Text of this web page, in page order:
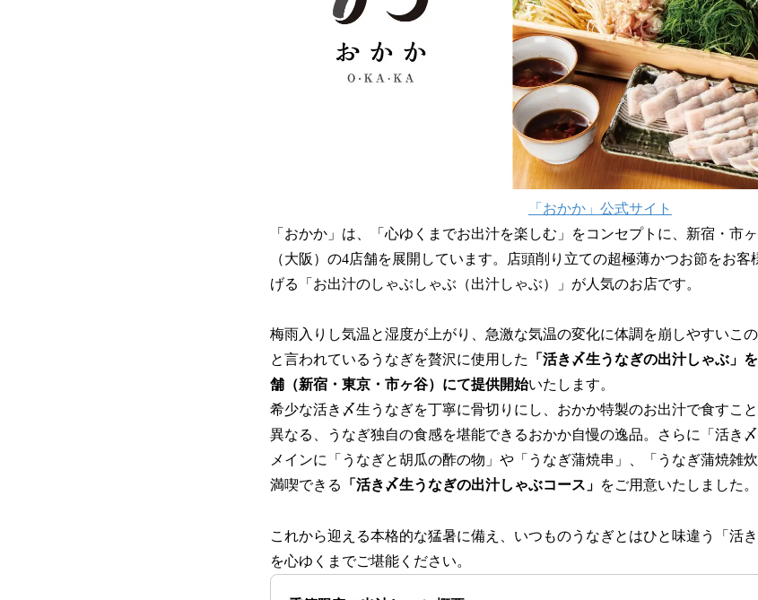
「おかか」公式サイト
「おかか」は、「⼼ゆくまでお出汁を楽しむ」をコンセプトに、新宿・市
（大阪）の4店舗を展開しています。店頭削り⽴ての超極薄かつお節をお
げる「お出汁のしゃぶしゃぶ（出汁しゃぶ）」が⼈気のお店です。
梅雨入りし気温と湿度が上がり、急激な気温の変化に体調を崩しやすいこ
と言われているうなぎを贅沢に使用した
「活き〆生うなぎの出汁しゃぶ」
舗（新宿・東京・市ヶ谷）にて提供開始いたします。
希少な活き〆生うなぎを丁寧に骨切りにし、おかか特製のお出汁で食すこ
異なる、うなぎ独自の食感を堪能できるおかか自慢の逸品。さらに「活き
メインに「うなぎと胡瓜の酢の物」や「うなぎ蒲焼串」、「うなぎ蒲焼雑
満喫できる
「活き〆生うなぎの出汁しゃぶコース」 をご用意いたしました。
これから迎える本格的な猛暑に備え、いつものうなぎとはひと味違う「活
を心ゆくまでご堪能ください。